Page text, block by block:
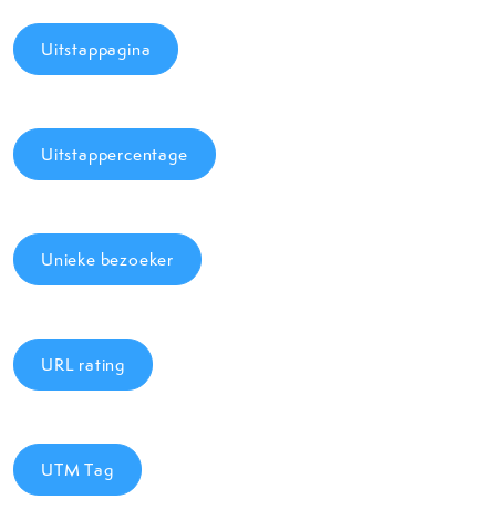
Uitstappagina
Uitstappercentage
Unieke bezoeker
URL rating
UTM Tag